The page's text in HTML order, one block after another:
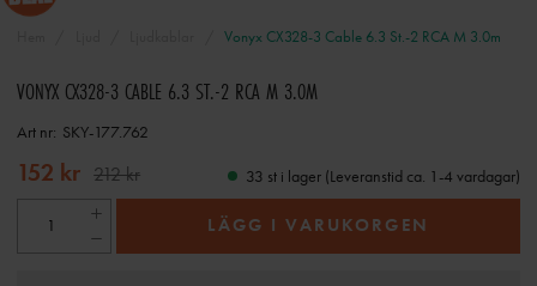
Vonyx CX328-3 Cable 6.3 St.-2 RCA M 3.0m
VONYX CX328-3 CABLE 6.3 ST.-2 RCA M 3.0M
Art nr: SKY-177.762
152 kr 212 kr 33 st i lager (Leveranstid ca. 1-4 vardagar)
LÄGG I VARUKORGEN